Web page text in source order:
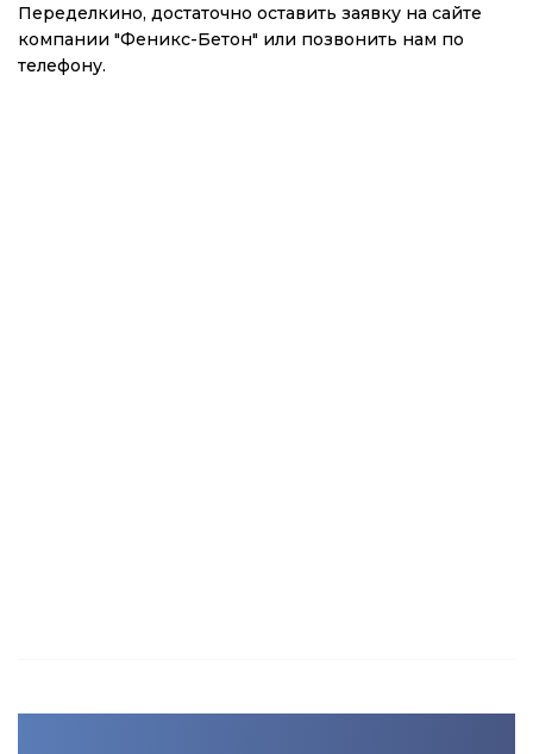
Переделкино, достаточно оставить заявку на сайте
компании "Феникс-Бетон" или позвонить нам по
телефону.